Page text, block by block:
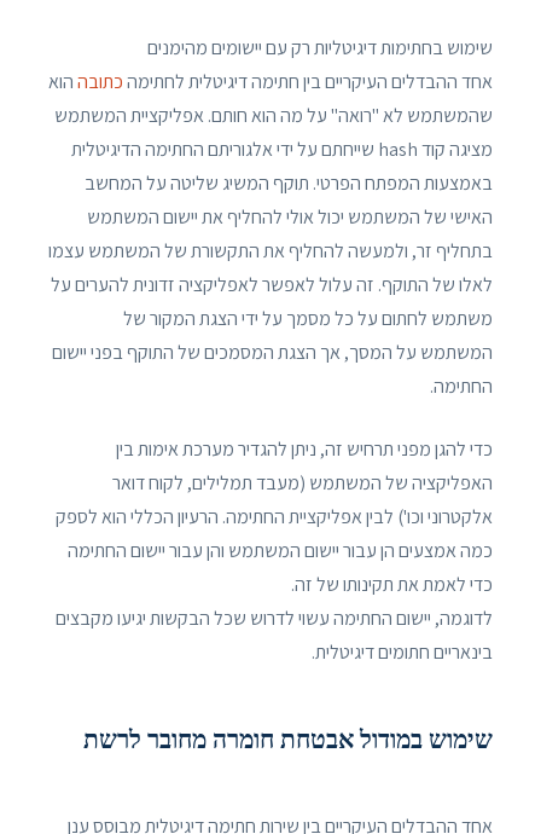
שימוש בחתימות דיגיטליות רק עם יישומים מהימנים
אחד ההבדלים העיקריים בין חתימה דיגיטלית לחתימהכתובההוא
שהמשתמש לא "רואה" על מה הוא חותם. אפליקציית המשתמש
מציגה קוד hash שייחתם על ידי אלגוריתם החתימה הדיגיטלית
באמצעות המפתח הפרטי. תוקף המשיג שליטה על המחשב
האישי של המשתמש יכול אולי להחליף את יישום המשתמש
בתחליף זר, ולמעשה להחליף את התקשורת של המשתמש עצמו
לאלו של התוקף. זה עלול לאפשר לאפליקציה זדונית להערים על
משתמש לחתום על כל מסמך על ידי הצגת המקור של
המשתמש על המסך, אך הצגת המסמכים של התוקף בפני יישום
החתימה.
כדי להגן מפני תרחיש זה, ניתן להגדיר מערכת אימות בין
האפליקציה של המשתמש (מעבד תמלילים, לקוח דואר
אלקטרוני וכו') לבין אפליקציית החתימה. הרעיון הכללי הוא לספק
כמה אמצעים הן עבור יישום המשתמש והן עבור יישום החתימה
כדי לאמת את תקינותו של זה.
לדוגמה, יישום החתימה עשוי לדרוש שכל הבקשות יגיעו מקבצים
בינאריים חתומים דיגיטלית.
שימוש במודול אבטחת חומרה מחובר לרשת
אחד ההבדלים העיקריים בין שירות חתימה דיגיטלית מבוסס ענן